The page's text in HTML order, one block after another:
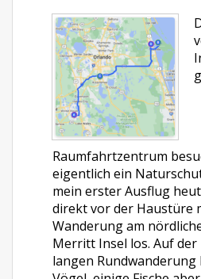
Raumfahrtzentrum
eigentlich ein
mein erster Ausflug
direkt vor der Haustüre
Wanderung am
Merritt Insel los. Auf der
langen Rundwanderung